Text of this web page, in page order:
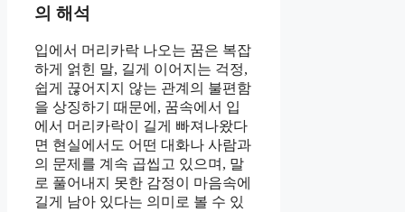
의 해석
입에서 머리카락 나오는 꿈은 복잡
하게 얽힌 말, 길게 이어지는 걱정,
쉽게 끊어지지 않는 관계의 불편함
을 상징하기 때문에, 꿈속에서 입
에서 머리카락이 길게 빠져나왔다
면 현실에서도 어떤 대화나 사람과
의 문제를 계속 곱씹고 있으며, 말
로 풀어내지 못한 감정이 마음속에
길게 남아 있다는 의미로 볼 수 있